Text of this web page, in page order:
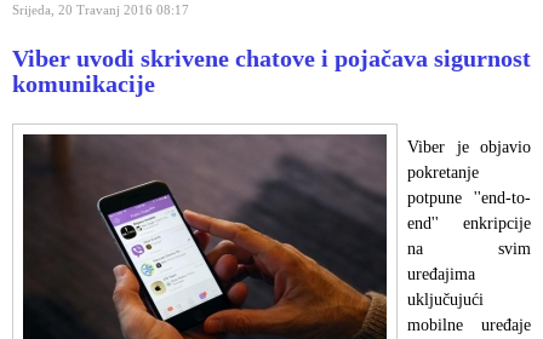
Srijeda, 20 Travanj 2016 08:17
Viber uvodi skrivene chatove i pojačava sigurnost
komunikacije
Viber je objavio
pokretanje
potpune ''end-to-
end'' enkripcije
na svim
uređajima
uključujući
mobilne uređaje